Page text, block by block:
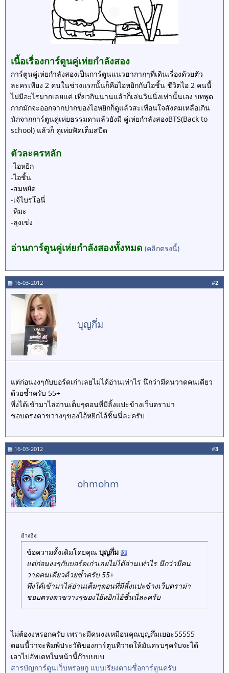
เนื้อเรื่องการ์ตูนคู่เห่ยกำลังสอง
การ์ตูนคู่เห่ยกำลังสองเป็นการ์ตูนแนวฮากากๆที่เดินเรื่องด้วยตัว
ละครเพียง 2 คนในช่วงแรกนั้นก็คือไอหยิกกับไอชิ้น ชีวิตไอ 2 คนนี้
ไม่มีอะไรมากเลยแค่ เที่ยวกินนานแล้วก็เล่นวินนิ่งเท่านั้นเอง บทพูด
กากมักจะออกจากปากของไอหยิกก็ดูแล้วสะเทือนใจสังคมเหลือเกิน
นักจากการ์ตูนคู่เห่ยธรรมดาแล้วยังมี คู่เห่ยกำลังสองBTS(Back to
school) แล้วก็ คู่เห่ยฟัดเต็มสปีด
ตัวละครหลัก
-ไอหยิก
-ไอชิ้น
-สมหยัด
-เจ้ไบรโอนี่
-หิมะ
-ลุงเข่ง
อ่านการ์ตูนคู่เห่ยกำลังสองทั้งหมด (คลิกตรงนี้)
#2
16-03-2012
บุญกึ่ม
แต่ก่อนงงๆกับบอร์ดเก่าเลยไม่ได้อ่านเท่าไร นึกว่ามีคนวาดคนเดียว
ด้วยซ้ำครับ 55+
พึ่งได้เข้ามาไล่อ่านเต็มๆตอนที่มีลิ้งแปะข้างเว็บดราม่า
ชอบตรงตาขวางๆของไอ้หยิกไอ้ชิ้นนี่ละครับ
#3
16-03-2012
ohmohm
อ้างอิง:
ข้อความดั้งเดิมโดยคุณ บุญกึ่ม
แต่ก่อนงงๆกับบอร์ดเก่าเลยไม่ได้อ่านเท่าไร นึกว่ามีคน
วาดคนเดียวด้วยซ้ำครับ 55+
พึ่งได้เข้ามาไล่อ่านเต็มๆตอนที่มีลิ้งแปะข้างเว็บดราม่า
ชอบตรงตาขวางๆของไอ้หยิกไอ้ชิ้นนี่ละครับ
ไม่ต้องงหรอกครับ เพราะมีคนงงเหมือนคุณบุญกึ่มเยอะ55555
ตอนนี้ว่าจะพิมพ์ประวัติของการ์ตูนทีวาดให้มันครบๆครับจะได้
เอาไปอัพเดทในหน้านี้ก๊าบบบบ
สารบัญการ์ตูนเว็บหรอยกู แบบเรียงตามชื่อการ์ตูนครับ